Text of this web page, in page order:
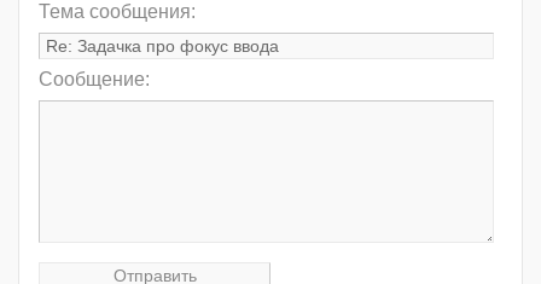
Тема сообщения:
Сообщение: